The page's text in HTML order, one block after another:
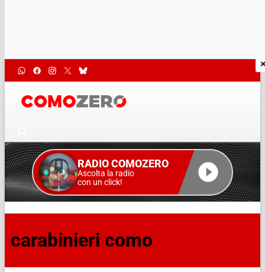
RADIO COMOZERO
Ascolta la radio
con un click!
carabinieri como